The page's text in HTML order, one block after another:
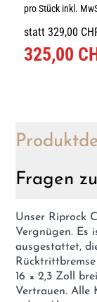
pro Stück inkl.
statt 329,00
325,00
Fragen
Unser Riprock
Vergnügen. Es
ausgestattet,
16 × 2,3 Zoll
Vertrauen. Alle